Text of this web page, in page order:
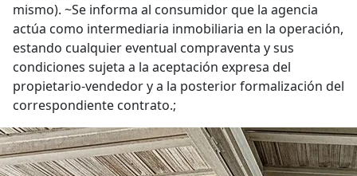
mismo). ~Se informa al consumidor que la agencia
actúa como intermediaria inmobiliaria en la operación,
estando cualquier eventual compraventa y sus
condiciones sujeta a la aceptación expresa del
propietario-vendedor y a la posterior formalización del
correspondiente contrato.;